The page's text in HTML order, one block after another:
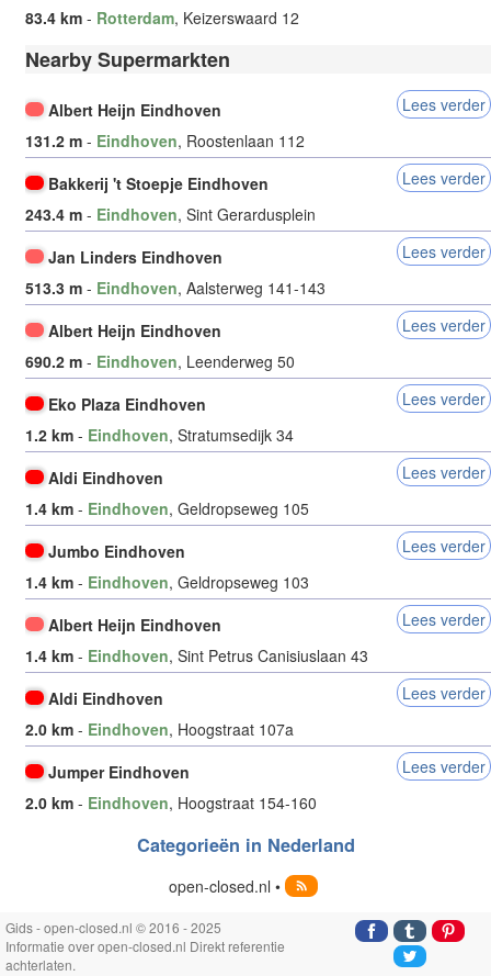
83.4 km - Rotterdam, Keizerswaard 12
Nearby Supermarkten
Albert Heijn Eindhoven
Lees verder
131.2 m - Eindhoven, Roostenlaan 112
Bakkerij 't Stoepje Eindhoven
Lees verder
243.4 m - Eindhoven, Sint Gerardusplein
Jan Linders Eindhoven
Lees verder
513.3 m - Eindhoven, Aalsterweg 141-143
Albert Heijn Eindhoven
Lees verder
690.2 m - Eindhoven, Leenderweg 50
Eko Plaza Eindhoven
Lees verder
1.2 km - Eindhoven, Stratumsedijk 34
Aldi Eindhoven
Lees verder
1.4 km - Eindhoven, Geldropseweg 105
Jumbo Eindhoven
Lees verder
1.4 km - Eindhoven, Geldropseweg 103
Albert Heijn Eindhoven
Lees verder
1.4 km - Eindhoven, Sint Petrus Canisiuslaan 43
Aldi Eindhoven
Lees verder
2.0 km - Eindhoven, Hoogstraat 107a
Jumper Eindhoven
Lees verder
2.0 km - Eindhoven, Hoogstraat 154-160
Categorieën in Nederland
open-closed.nl •
Gids - open-closed.nl © 2016 - 2025
Informatie over open-closed.nl Direkt referentie
achterlaten.